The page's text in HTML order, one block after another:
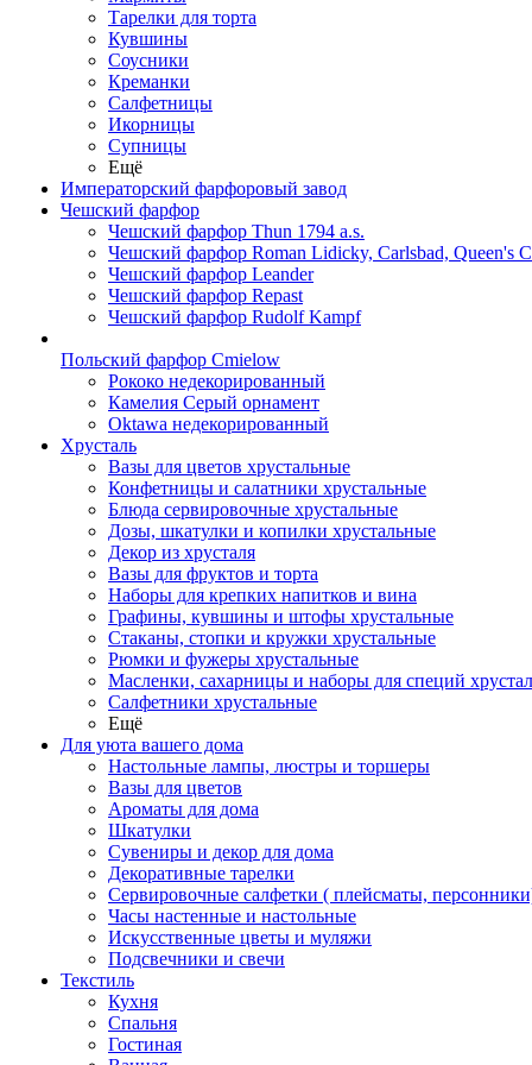
Тарелки для торта
Кувшины
Соусники
Креманки
Салфетницы
Икорницы
Супницы
Ещё
Императорский фарфоровый завод
Чешский фарфор
Чешский фарфор Thun 1794 a.s.
Чешский фарфор Roman Lidicky, Carlsbad, Queen's
Чешский фарфор Leander
Чешский фарфор Repast
Чешский фарфор Rudolf Kampf
Польский фарфор Сmielow
Рококо недекорированный
Камелия Серый орнамент
Oktawa недекорированный
Хрусталь
Вазы для цветов хрустальные
Конфетницы и салатники хрустальные
Блюда сервировочные хрустальные
Дозы, шкатулки и копилки хрустальные
Декор из хрусталя
Вазы для фруктов и торта
Наборы для крепких напитков и вина
Графины, кувшины и штофы хрустальные
Стаканы, стопки и кружки хрустальные
Рюмки и фужеры хрустальные
Масленки, сахарницы и наборы для специй
Салфетники хрустальные
Ещё
Для уюта вашего дома
Настольные лампы, люстры и торшеры
Вазы для цветов
Ароматы для дома
Шкатулки
Сувениры и декор для дома
Декоративные тарелки
Сервировочные салфетки ( плейсматы,
Часы настенные и настольные
Искусственные цветы и муляжи
Подсвечники и свечи
Текстиль
Кухня
Спальня
Гостиная